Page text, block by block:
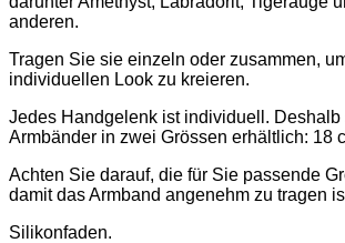
anderen.
Tragen Sie sie einzeln oder zusammen,
individuellen Look zu kreieren.
Jedes Handgelenk ist individuell. Deshalb
Armbänder in zwei Grössen erhältlich: 18
Achten Sie darauf, die für Sie passende
damit das Armband angenehm zu tragen
Silikonfaden.